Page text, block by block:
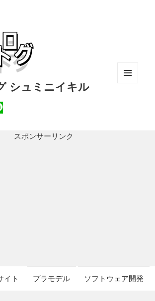
シュミニイキル
スポンサーリンク
イト プラモデル ソフトウェア開発